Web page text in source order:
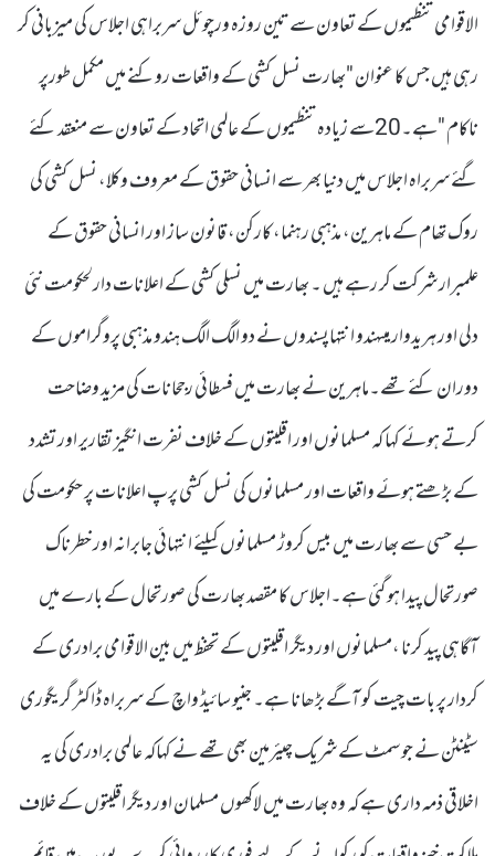
الاقوامی تنظیموں کے تعاون سے تین روزہ ورچوئل سربراہی اجلاس کی میزبانی کر
رہی ہیں جس کا عنوان "بھارت نسل کشی کے واقعات روکنے میں مکمل طورپر
ناکام "ہے۔20سے زیادہ تنظیموں کے عالمی اتحاد کے تعاون سے منعقد کئے
گئے سربراہ اجلاس میں دنیا بھر سے انسانی حقوق کے معروف وکلا، نسل کشی کی
روک تھام کے ماہرین، مذہبی رہنما، کارکن، قانون ساز اور انسانی حقوق کے
علمبرار شرکت کر رہے ہیں ۔ بھارت میں نسلی کشی کے اعلانات دارلحکومت نئی
دلی اور ہریدوار میںہندو انتہاپسندوں نے دو الگ الگ ہندو مذہبی پروگراموں کے
دوران کئے تھے۔ماہرین نے بھارت میں فسطائی رجحانات کی مزید وضاحت
کرتے ہوئے کہا کہ مسلمانوں اور اقلیتوں کے خلاف نفرت انگیز تقاریر اور تشدد
کے بڑھتے ہوئے واقعات اور مسلمانوں کی نسل کشی پرپ اعلانات پر حکومت کی
بے حسی سے بھارت میں بیس کروڑ مسلمانوں کیلئے انتہائی جابرانہ اور خطرناک
صورتحال پیدا ہو گئی ہے۔اجلاس کا مقصد بھارت کی صورتحال کے بارے میں
آگاہی پید کرنا ،مسلمانوں اور دیگر اقلیتوں کے تحفظ میں بین الاقوامی برادری کے
کردار پر بات چیت کو آگے بڑھانا ہے۔ جنیو سائیڈ واچ کے سربراہ ڈاکٹر گریگوری
سٹینٹن نے جو سمٹ کے شریک چیئرمین بھی تھے نے کہاکہ عالمی برادری کی یہ
اخلاقی ذمہ داری ہے کہ وہ بھارت میں لاکھوں مسلمان اور دیگر اقلیتوں کے خلاف